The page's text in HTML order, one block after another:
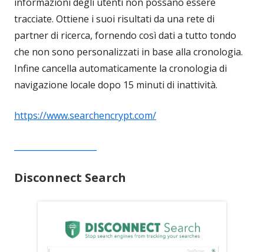
tracciate. Ottiene i suoi risultati da una rete di
partner di ricerca, fornendo così dati a tutto tondo
che non sono personalizzati in base alla cronologia.
Infine cancella automaticamente la cronologia di
navigazione locale dopo 15 minuti di inattività.
https://www.searchencrypt.com/
Disconnect Search